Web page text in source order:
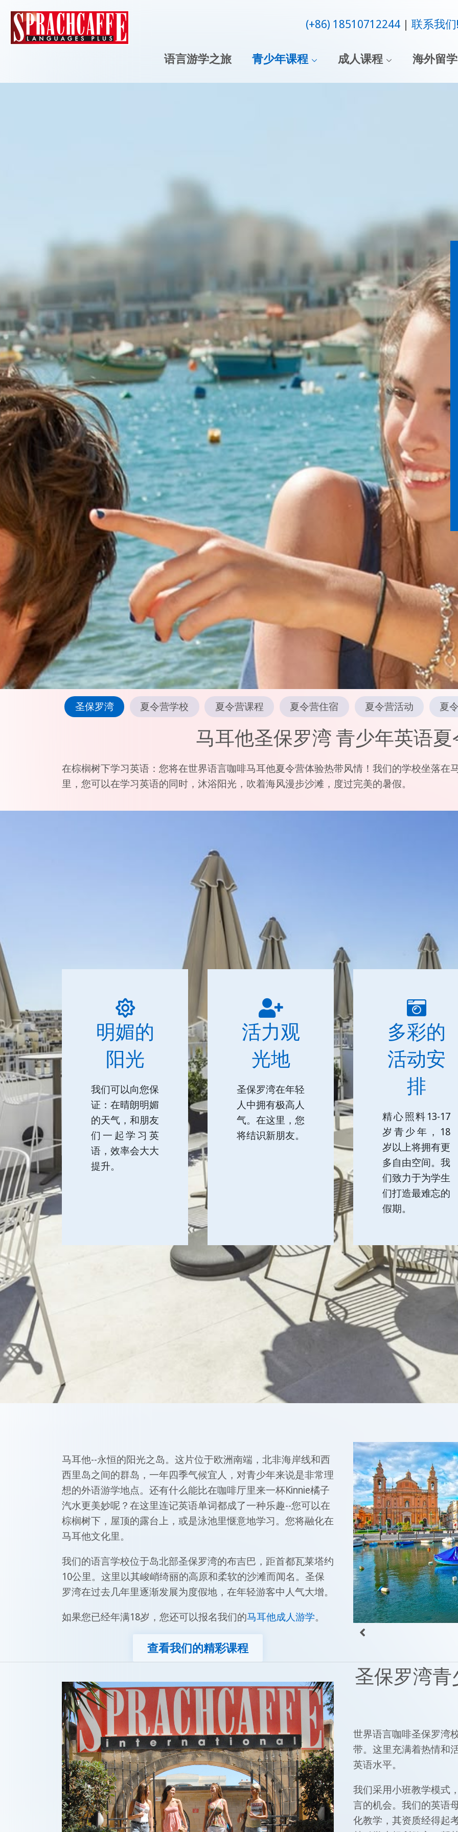
(+86) 18510712244 联系我
语言游学之旅 青少年课程 成人课程 海外留学
圣保罗湾 夏令营学校 夏令营课程 夏令营住宿 夏令营活动 夏
马耳他圣保罗湾 青少年英语
在棕榈树下学习英语：您将在世界语言咖啡马耳他夏令营体验热带风情！我们的学校坐落在
里，您可以在学习英语的同时，沐浴阳光，吹着海风漫步沙滩，度过完美的暑假。
明媚的
阳光
我们可以向您保
证：在晴朗明媚
的天气，和朋友
们一起学习英
语，效率会大大
提升。
活力观
光地
圣保罗湾在年轻
人中拥有极高人
气。在这里，您
将结识新朋友。
多彩的
活动安
排
精心照料13-17
岁青少年，18
岁以上将拥有更
多自由空间。我
们致力于为学生
们打造最难忘的
假期。
马耳他--永恒的阳光之岛。这片位于欧洲南端，北非海岸线和西
西里岛之间的群岛，一年四季气候宜人，对青少年来说是非常理
想的外语游学地点。还有什么能比在咖啡厅里来一杯Kinnie橘子
汽水更美妙呢？在这里连记英语单词都成了一种乐趣--您可以在
棕榈树下，屋顶的露台上，或是泳池里惬意地学习。您将融化在
马耳他文化里。
我们的语言学校位于岛北部圣保罗湾的布吉巴，距首都瓦莱塔约
10公里。这里以其峻峭绮丽的高原和柔软的沙滩而闻名。圣保
罗湾在过去几年里逐渐发展为度假地，在年轻游客中人气大增。
如果您已经年满18岁，您还可以报名我们的马耳他成人游学。
查看我们的精彩课程
圣保罗湾
世界语言咖啡圣保罗湾
带。这里充满着热情和
英语水平。
我们采用小班教学模式
言的机会。我们的英语
化教学，其资质经得起